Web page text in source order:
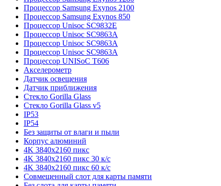
Процессор Samsung Exynos 2100
Процессор Samsung Exynos 850
Процессор Unisoc SC9832E
Процессор Unisoc SC9863A
Процессор Unisoc SC9863A
Процессор Unisoc SC9863A
Процессор UNISoC T606
Акселерометр
Датчик освещения
Датчик приближения
Стекло Gorilla Glass
Стекло Gorilla Glass v5
IP53
IP54
Без защиты от влаги и пыли
Корпус алюминий
4K 3840x2160 пикс
4K 3840x2160 пикс 30 к/с
4K 3840x2160 пикс 60 к/с
Совмещенный слот для карты памяти